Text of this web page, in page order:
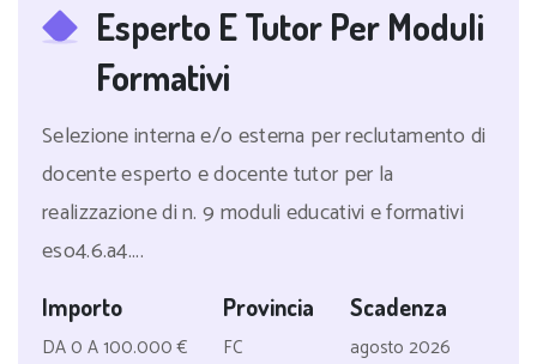
Esperto E Tutor Per Moduli
Formativi
Selezione interna e/o esterna per reclutamento di
docente esperto e docente tutor per la
realizzazione di n. 9 moduli educativi e formativi
eso4.6.a4....
Importo
DA 0 A 100.000 €
Provincia
FC
Scadenza
agosto 2026